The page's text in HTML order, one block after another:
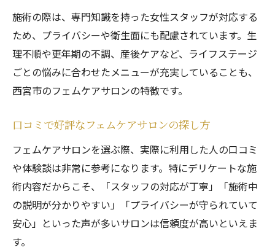
施術の際は、専門知識を持った女性スタッフが対応する
ため、プライバシーや衛生面にも配慮されています。生
理不順や更年期の不調、産後ケアなど、ライフステージ
ごとの悩みに合わせたメニューが充実していることも、
西宮市のフェムケアサロンの特徴です。
口コミで好評なフェムケアサロンの探し方
フェムケアサロンを選ぶ際、実際に利用した人の口コミ
や体験談は非常に参考になります。特にデリケートな施
術内容だからこそ、「スタッフの対応が丁寧」「施術中
の説明が分かりやすい」「プライバシーが守られていて
安心」といった声が多いサロンは信頼度が高いといえま
す。